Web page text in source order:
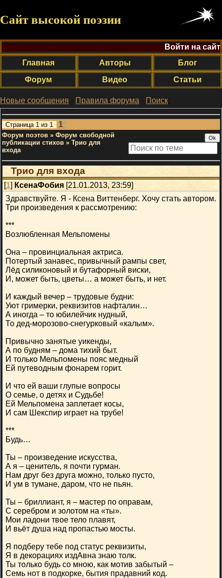
Сайт высокой поэзии
Войти на сайт
Главная
Авторы
Блог
Форум
Видео Статьи
Новые сообщения · Правила форума · Поиск;
Страница 1 из 1 1
Форум поэтов » Форум свободной
публикации стихов » Трио для
входа
Трио для входа
[1] КсенаФобия [21.01.2013, 23:59]
Здравствуйте. Я - Ксена Виттенберг. Хочу стать автором.
Три произведения к рассмотрению:
***
Возлюбленная Мельпомены
Она – провинциальная актриса.
Потертый занавес, привычный рампы свет,
Лёд силиконовый и бутафорный виски,
И, может быть, цветы… а может быть, и нет.
И каждый вечер – трудовые будни:
Уют гримерки, реквизитов нафталин…
А иногда – то юбилейчик нудный,
То дед-морозово-снегурковый «калым».
Привычно занятые уикенды,
А по будням – дома тихий быт.
И только Мельпомены пояс медный
Ей путеводным фонарем горит.
И что ей ваши глупые вопросы
О семье, о детях и Судьбе!
Ей Мельпомена заплетает косы,
И сам Шекспир играет на трубе!
***
Будь…
Ты – произведение искусства,
А я – ценитель, я почти гурман.
Нам друг без друга можно, только пусто,
И ум в тумане, даром, что не пьян.
Ты – бриллиант, я – мастер по оправам,
С серебром и золотом на «ты».
Мои ладони твое тело плавят,
И вьёт душа над пропастью мосты.
Я подберу тебе под статус реквизиты,
Я в декорациях издАвна знаю толк.
Ты только будь со мною, как мотив забытый –
Семь нот в подкорке, бытия прадавний код.